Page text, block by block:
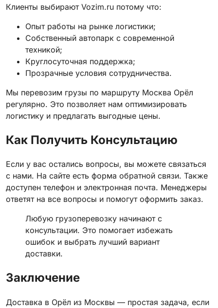
Клиенты выбирают Vozim.ru потому что:
Опыт работы на рынке логистики;
Собственный автопарк с современной
техникой;
Круглосуточная поддержка;
Прозрачные условия сотрудничества.
Мы перевозим грузы по маршруту Москва Орёл
регулярно. Это позволяет нам оптимизировать
логистику и предлагать выгодные цены.
Как Получить Консультацию
Если у вас остались вопросы, вы можете связаться
с нами. На сайте есть форма обратной связи. Также
доступен телефон и электронная почта. Менеджеры
ответят на все вопросы и помогут оформить заказ.
Любую грузоперевозку начинают с
консультации. Это помогает избежать
ошибок и выбрать лучший вариант
доставки.
Заключение
Доставка в Орёл из Москвы — простая задача, если